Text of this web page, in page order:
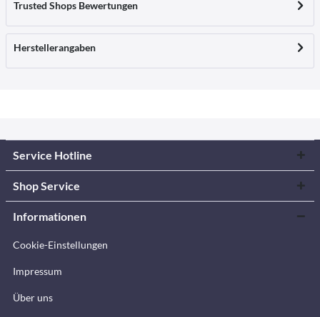
Trusted Shops Bewertungen
Herstellerangaben
Service Hotline
Shop Service
Informationen
Cookie-Einstellungen
Impressum
Über uns